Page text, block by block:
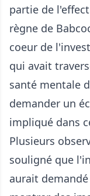
partie de
règne de
coeur de
qui avait
santé mentale
demander un
impliqué dans
Plusieurs
souligné que
aurait